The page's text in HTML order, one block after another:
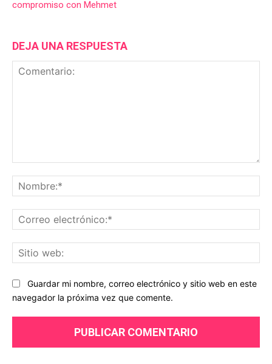
compromiso con Mehmet
DEJA UNA RESPUESTA
Guardar mi nombre, correo electrónico y sitio web en este
navegador la próxima vez que comente.